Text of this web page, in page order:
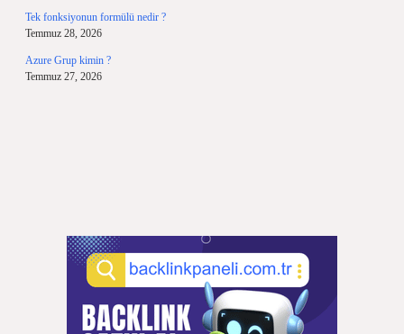
Tek fonksiyonun formülü nedir ?
Temmuz 28, 2026
Azure Grup kimin ?
Temmuz 27, 2026